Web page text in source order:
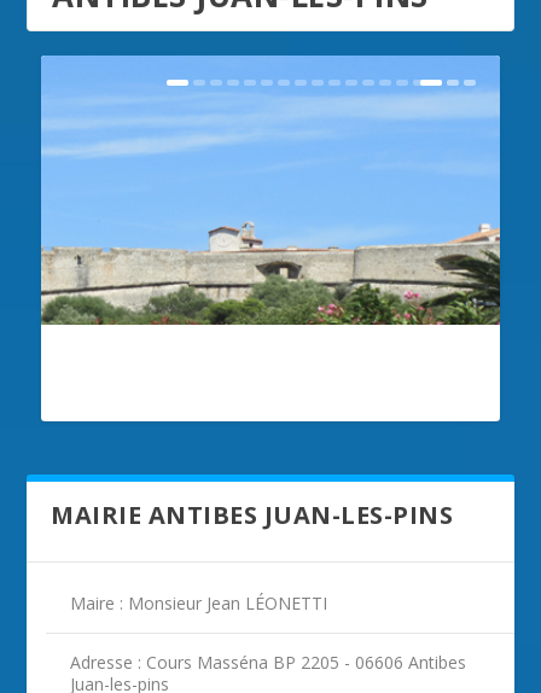
MAIRIE ANTIBES JUAN-LES-PINS
Maire : Monsieur Jean LÉONETTI
Adresse : Cours Masséna BP 2205 - 06606 Antibes
Juan-les-pins